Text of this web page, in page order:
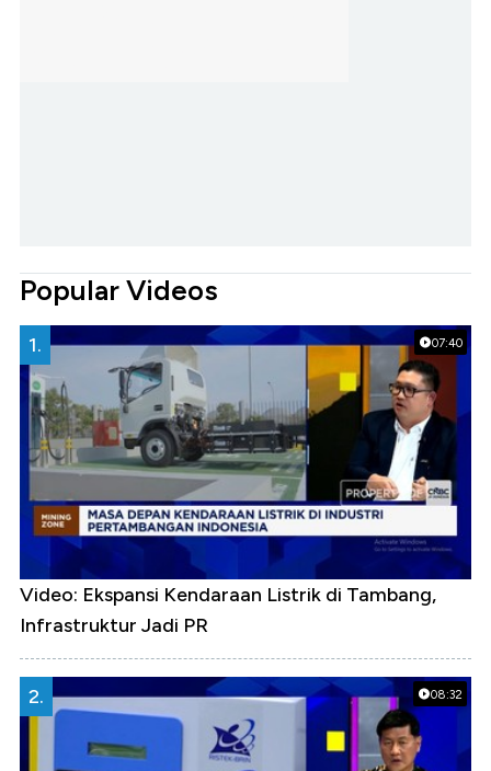
Popular Videos
07:40
1.
Video: Ekspansi Kendaraan Listrik di Tambang,
Infrastruktur Jadi PR
08:32
2.